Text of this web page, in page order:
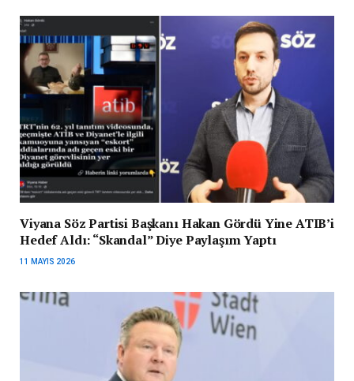
Viyana Söz Partisi Başkanı Hakan Gördü Yine ATIB’i
Hedef Aldı: “Skandal” Diye Paylaşım Yaptı
11 MAYIS 2026